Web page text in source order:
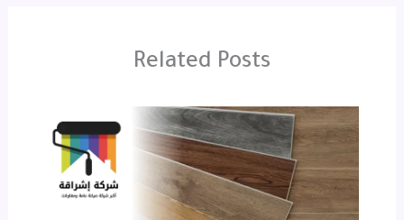
Related Posts